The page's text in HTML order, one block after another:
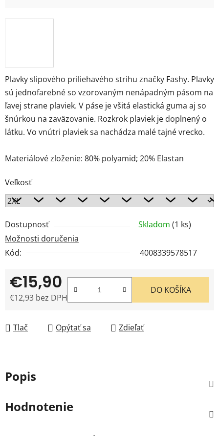
Plavky slipového priliehavého strihu značky Fashy. Plavky
sú jednofarebné so vzorovaným nenápadným pásom na
ľavej strane plaviek. V páse je všitá elastická guma aj so
šnúrkou na zaväzovanie. Rozkrok plaviek je doplnený o
látku. Vo vnútri plaviek sa nachádza malé tajné vrecko.
Materiálové zloženie: 80% polyamid; 20% Elastan
Veľkosť
Dostupnosť Skladom (1 ks)
Možnosti doručenia
Kód:
4008339578517
€15,90
€12,93 bez DPH
DO KOŠÍKA
Tlač Opýtať sa Zdieľať
Popis
Hodnotenie